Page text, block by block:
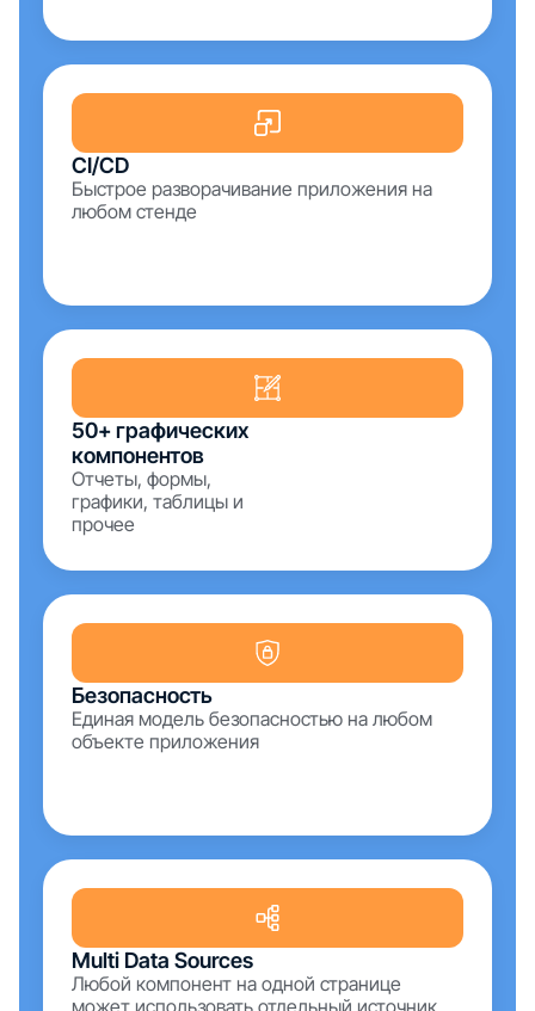
CI/CD
Быстрое разворачивание приложения на
любом стенде
50+ графических
компонентов
Отчеты, формы,
графики, таблицы и
прочее
Безопасность
Единая модель безопасностью на любом
объекте приложения
Multi Data Sources
Любой компонент на одной странице
может использовать отдельный источник